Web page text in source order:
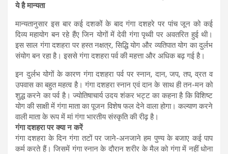
ये है मान्यता
मान्यतानुसार इस बार कई दशकों के बाद गंगा दशहरे पर पांच जून को कई
दिव्य महायोग बन रहे हैंए जिन योगों में देवी गंगा पृथ्वी पर अवतरित हुई थी।
इस साल गंगा दशहरा पर हस्त नक्षत्र, सिद्धि योग और व्यतिपात योग का दुर्लभ
संयोग बन रहा है। इससे गंगा दशहरा पर्व की महत्ता और अधिक बढ़ गई है।
इन दुर्लभ योगों के कारण गंगा दशहरा पर्व पर स्नान, दान, जप, तप, व्रत व
उपवास का बहुत महत्व है। गंगा दशहरा स्नान एवं दान के साथ ही तन-मन को
शुद्ध करने का पर्व है। ज्योतिषाचार्य उदय शंकर भट्ट का कहना है कि विशिष्ट
योग की साक्षी में गंगा माता का पूजन विशेष फल देने वाला होगा। कल्याण करने
वाली माता के रूप में मां गंगा भारतीय संस्कृति की रीढ़ है।
गंगा दशहरा पर क्या न करें
गंगा दशहरा के दिन गंगा तटों पर जाने-अनजाने हम पुण्य के बजाए कई पाप
कर्म करते हैं। जिसमें गंगा स्नान के दौरान शरीर के मैल को गंगा में नहीं धोना